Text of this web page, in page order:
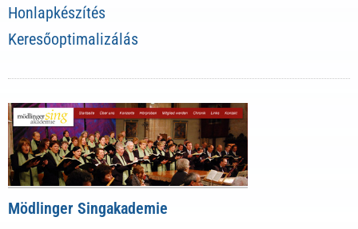
Honlapkészítés
Keresőoptimalizálás
Mödlinger Singakademie